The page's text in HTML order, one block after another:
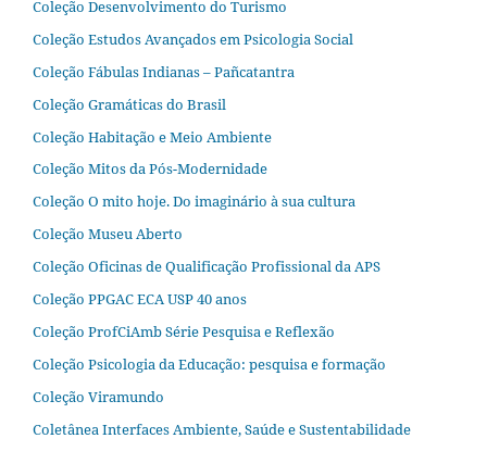
Coleção Desenvolvimento do Turismo
Coleção Estudos Avançados em Psicologia Social
Coleção Fábulas Indianas – Pañcatantra
Coleção Gramáticas do Brasil
Coleção Habitação e Meio Ambiente
Coleção Mitos da Pós-Modernidade
Coleção O mito hoje. Do imaginário à sua cultura
Coleção Museu Aberto
Coleção Oficinas de Qualificação Profissional da APS
Coleção PPGAC ECA USP 40 anos
Coleção ProfCiAmb Série Pesquisa e Reflexão
Coleção Psicologia da Educação: pesquisa e formação
Coleção Viramundo
Coletânea Interfaces Ambiente, Saúde e Sustentabilidade